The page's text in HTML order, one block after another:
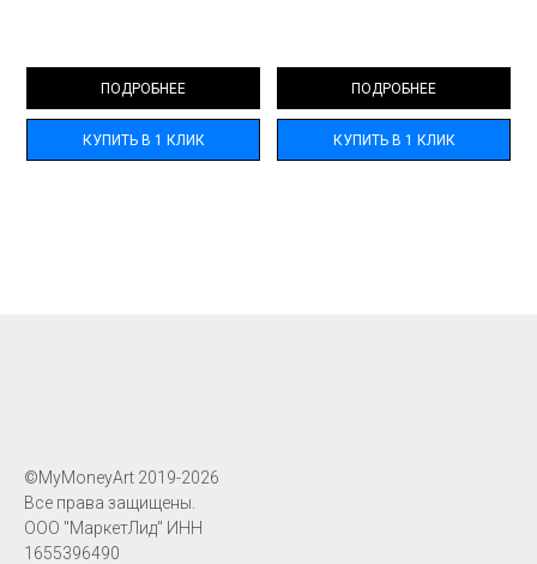
ПОДРОБНЕЕ
КУПИТЬ В 1 КЛИК
ПОДРОБНЕЕ
КУПИТЬ В 1 КЛИК
©MyMoneyArt 2019-2026
Все права защищены.
ООО "МаркетЛид" ИНН
1655396490